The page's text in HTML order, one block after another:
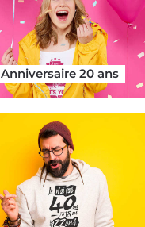
Anniversaire 20 ans